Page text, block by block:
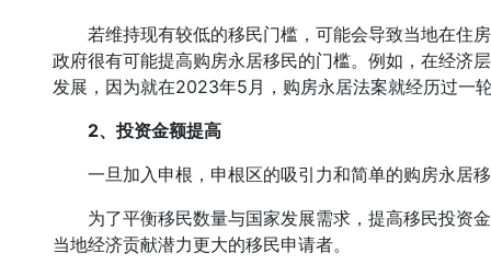
若维持现有较低的移民门槛，可能会导致当地在住
政府很有可能提高购房永居移民的门槛。例如，在经济
发展，因为就在2023年5月，购房永居法案就经历过一
2、投资金额提高
一旦加入申根，申根区的吸引力和简单的购房永居
为了平衡移民数量与国家发展需求，提高移民投资
当地经济贡献潜力更大的移民申请者。